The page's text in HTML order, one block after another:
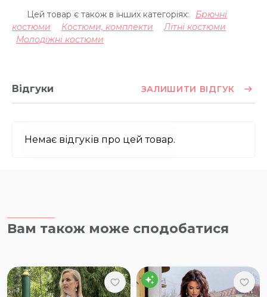
Цей товар є також в інших категоріях:
Брючні
костюми
Костюми, комплекти
Літні костюми
Молодіжні костюми
Відгуки ЗАЛИШИТИ ВІДГУК
Немає відгуків про цей товар.
Вам також може сподобатися